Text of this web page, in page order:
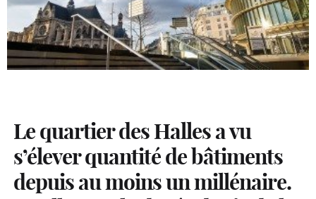
Le quartier des Halles a vu
s’élever quantité de bâtiments
depuis au moins un millénaire.